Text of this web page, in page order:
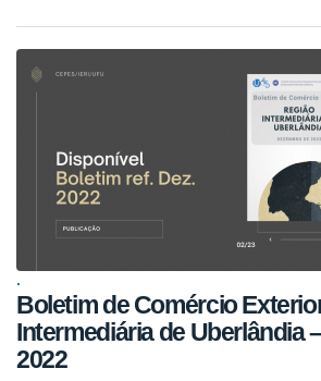
.
Boletim de Comércio
Intermediária de Uberlândia
2022